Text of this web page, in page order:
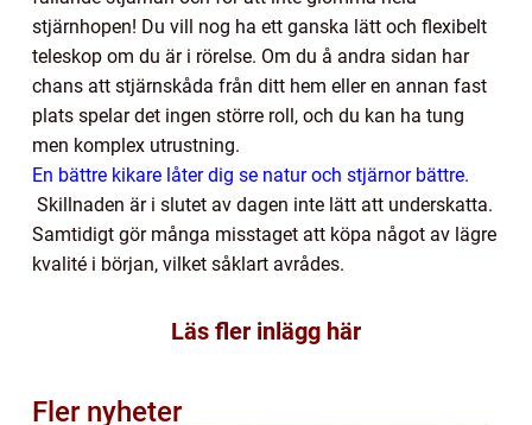
stjärnhopen! Du vill nog ha ett ganska lätt och flexibelt
teleskop om du är i rörelse. Om du å andra sidan har
chans att stjärnskåda från ditt hem eller en annan fast
plats spelar det ingen större roll, och du kan ha tung
men komplex utrustning.
En bättre kikare låter dig se natur och stjärnor bättre.
Skillnaden är i slutet av dagen inte lätt att underskatta.
Samtidigt gör många misstaget att köpa något av lägre
kvalité i början, vilket såklart avrådes.
Läs fler inlägg här
Fler nyheter